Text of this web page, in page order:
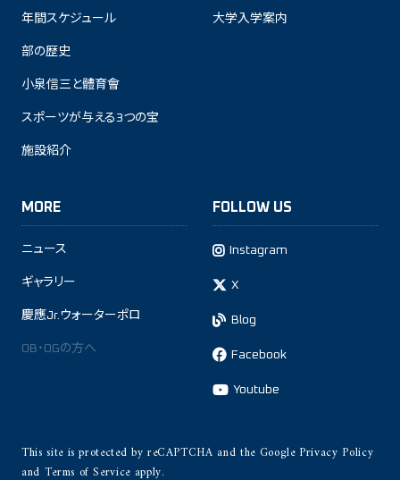
年間スケジュール
部の歴史
小泉信三と體育會
スポーツが与える3つの宝
施設紹介
大学入学案内
MORE
ニュース
ギャラリー
慶應Jr.ウォーターポロ
OB・OGの方へ
FOLLOW US
Instagram
X
Blog
Facebook
Youtube
This site is protected by reCAPTCHA and the Google Privacy Policy
and Terms of Service apply.